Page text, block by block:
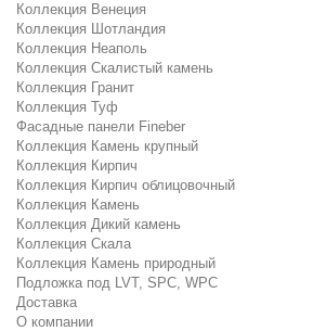
Коллекция Венеция
Коллекция Шотландия
Коллекция Неаполь
Коллекция Скалистый камень
Коллекция Гранит
Коллекция Туф
Фасадные панели Fineber
Коллекция Камень крупный
Коллекция Кирпич
Коллекция Кирпич облицовочный
Коллекция Камень
Коллекция Дикий камень
Коллекция Скала
Коллекция Камень природный
Подложка под LVT, SPC, WPC
Доставка
О компании